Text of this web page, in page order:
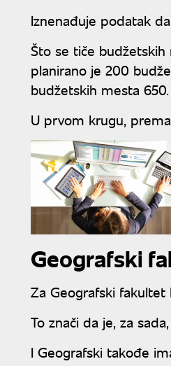
Iznenađuje podatak
Što se tiče budžetskih
planirano je 200
budžetskih mesta 650.
U prvom krugu,
Geografski
Za Geografski
To znači da je, za
I Geografski takođe